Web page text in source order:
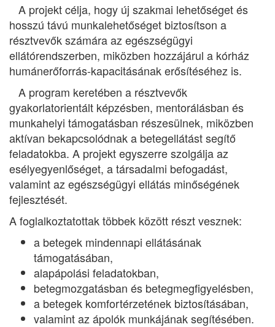
A projekt célja, hogy új szakmai lehetőséget és
hosszú távú munkalehetőséget biztosítson a
résztvevők számára az egészségügyi
ellátórendszerben, miközben hozzájárul a kórház
humánerőforrás-kapacitásának erősítéséhez is.
A program keretében a résztvevők
gyakorlatorientált képzésben, mentorálásban és
munkahelyi támogatásban részesülnek, miközben
aktívan bekapcsolódnak a betegellátást segítő
feladatokba. A projekt egyszerre szolgálja az
esélyegyenlőséget, a társadalmi befogadást,
valamint az egészségügyi ellátás minőségének
fejlesztését.
A foglalkoztatottak többek között részt vesznek:
a betegek mindennapi ellátásának
támogatásában,
alapápolási feladatokban,
betegmozgatásban és betegmegfigyelésben,
a betegek komfortérzetének biztosításában,
valamint az ápolók munkájának segítésében.